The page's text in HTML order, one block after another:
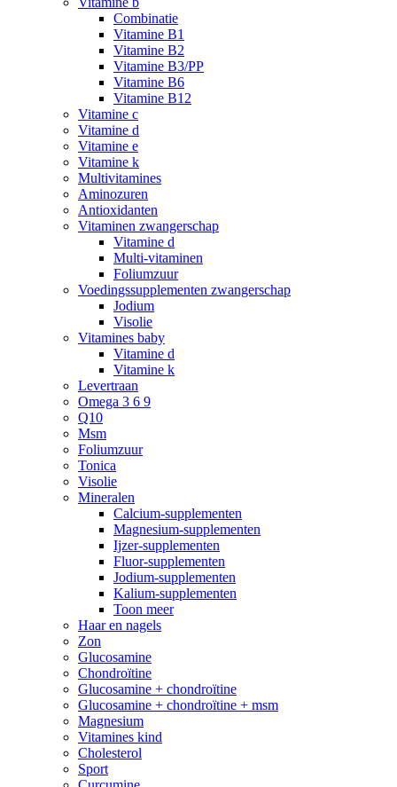
Combinatie
Vitamine B1
Vitamine B2
Vitamine B3/PP
Vitamine B6
Vitamine B12
Vitamine c
Vitamine d
Vitamine e
Vitamine k
Multivitamines
Aminozuren
Antioxidanten
Vitaminen zwangerschap
Vitamine d
Multi-vitaminen
Foliumzuur
Voedingssupplementen zwangerschap
Jodium
Visolie
Vitamines baby
Vitamine d
Vitamine k
Levertraan
Omega 3 6 9
Q10
Msm
Foliumzuur
Tonica
Visolie
Mineralen
Calcium-supplementen
Magnesium-supplementen
Ijzer-supplementen
Fluor-supplementen
Jodium-supplementen
Kalium-supplementen
Toon meer
Haar en nagels
Zon
Glucosamine
Chondroïtine
Glucosamine + chondroïtine
Glucosamine + chondroïtine + msm
Magnesium
Vitamines kind
Cholesterol
Sport